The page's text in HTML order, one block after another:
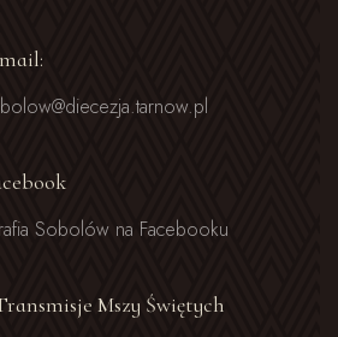
Sobolów na Facebooku
Mszy Świętych